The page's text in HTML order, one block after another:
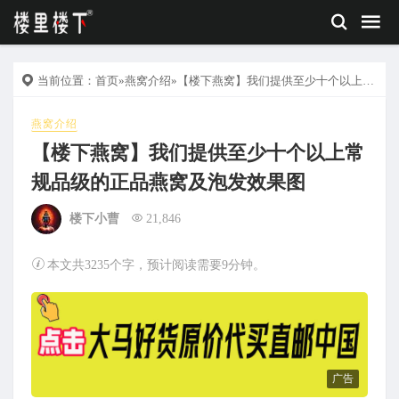
当前位置： 首页»燕窝介绍»【楼下燕窝】我们提供至少十个以上常规品级的正品燕窝及泡发效果图
燕窝介绍
【楼下燕窝】我们提供至少十个以上常
规品级的正品燕窝及泡发效果图
楼下小曹 21,846
本文共3235个字，预计阅读需要9分钟。
广告